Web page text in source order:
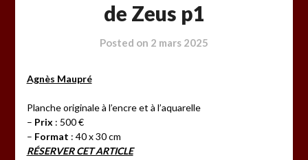
de Zeus p1
Posted on 2 mars 2025
Agnès Maupré
Planche originale à l’encre et à l’aquarelle
– Prix : 500 €
– Format : 40 x 30 cm
RÉSERVER CET ARTICLE